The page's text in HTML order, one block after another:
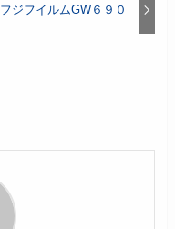
フジフイルムGW６９０